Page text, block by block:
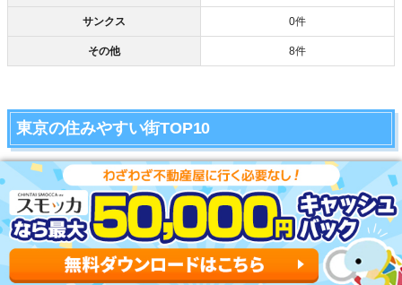
サンクス 0件
その他 8件
東京の住みやすい街TOP10
順位 街名 特徴
1位 荻窪駅
・治安が良く安心して暮らせる
・2路線使えて都心に出やすい
・10ヶ所以上の商店街がある
荻窪駅の物件を探してもらう